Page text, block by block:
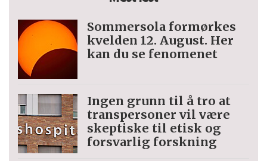
år, fra flere steder i Norge, samt flere
ungdommer. Studien er, så langt vi
kjenner til, den første hvor barn i alderen
9-12 år har blitt intervjuet direkte om
med hjelpetjenester.
Det er også en av få studier som
undersøker barns tanker og erfaringer
Sommersola formørkes
kvelden 12. August. Her
kan du se fenomenet
Ingen grunn til å tro at
trans­personer vil være
skeptiske til etisk og
forsvarlig forskning